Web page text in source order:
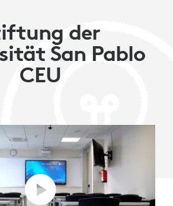
der
San Pablo
CEU